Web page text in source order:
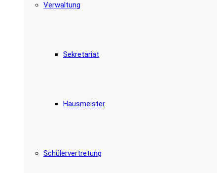
Verwaltung
Sekretariat
Hausmeister
Schülervertretung